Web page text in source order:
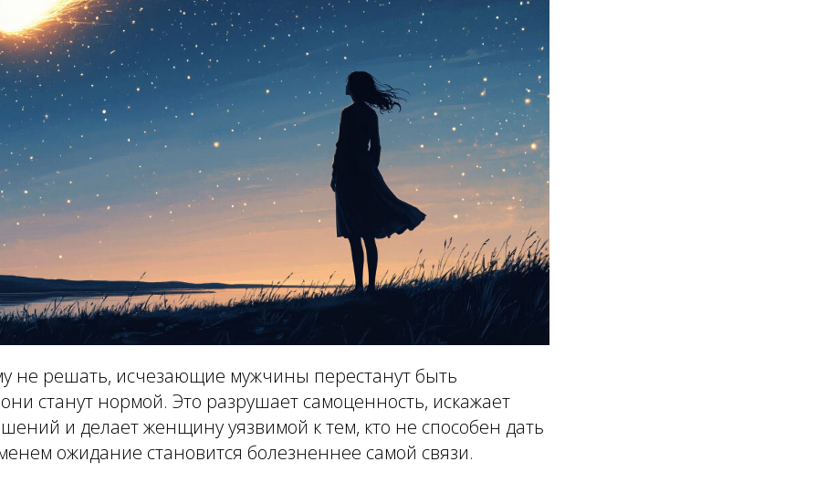
не решать, исчезающие мужчины перестанут быть
станут нормой. Это разрушает самоценность, искажает
и делает женщину уязвимой к тем, кто не способен дать
ожидание становится болезненнее самой связи.